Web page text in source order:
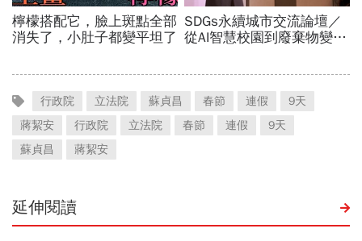
行政院 立法院 蘇貞昌 春節 連假
9天
蔣絜安
行政院 立法院 春節 連假
9天
蘇貞昌
蔣絜安
延伸閱讀